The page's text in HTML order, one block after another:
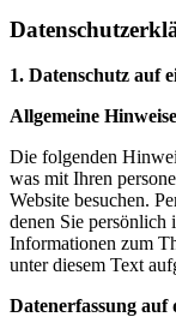
1. Datenschutz auf
Allgemeine Hinweise
Die folgenden
was mit Ihren
Website besuchen.
denen Sie
Informationen zum
unter diesem Text
Datenerfassung auf